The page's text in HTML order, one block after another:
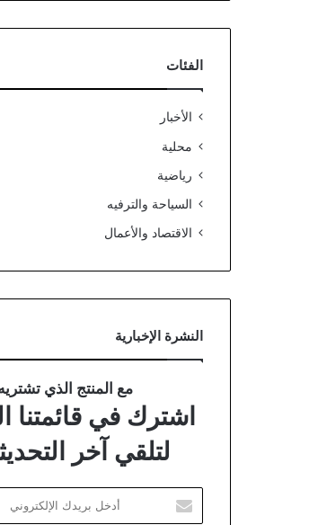
الفئات
الأخبار
محلية
رياضية
السياحة والترفيه
الاقتصاد والأعمال
النشرة الإخبارية
مع المنتج الذي
اشترك في قائمتنا
لتلقي آخر
بريدك